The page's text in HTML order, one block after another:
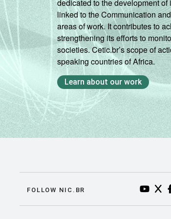
dedicated to the development
linked to the Communication
areas of work. It contributes to
strengthening its efforts to
societies. Cetic.br’s scope of
speaking countries of Africa.
Learn about our work
FOLLOW NIC.BR